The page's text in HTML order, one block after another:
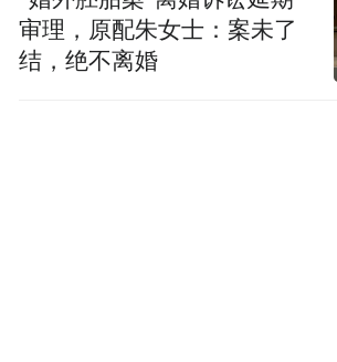
审理，原配朱女士：案未了
结，绝不离婚